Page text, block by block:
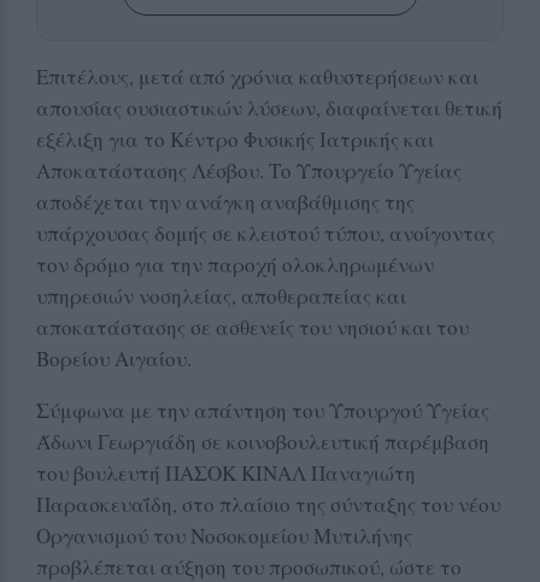
Επιτέλους, μετά από χρόνια καθυστερήσεων και
απουσίας ουσιαστικών λύσεων, διαφαίνεται θετική
εξέλιξη για το Κέντρο Φυσικής Ιατρικής και
Αποκατάστασης Λέσβου. Το Υπουργείο Υγείας
αποδέχεται την ανάγκη αναβάθμισης της
υπάρχουσας δομής σε κλειστού τύπου, ανοίγοντας
τον δρόμο για την παροχή ολοκληρωμένων
υπηρεσιών νοσηλείας, αποθεραπείας και
αποκατάστασης σε ασθενείς του νησιού και του
Βορείου Αιγαίου.
Σύμφωνα με την απάντηση του Υπουργού Υγείας
Άδωνι Γεωργιάδη σε κοινοβουλευτική παρέμβαση
του βουλευτή ΠΑΣΟΚ ΚΙΝΑΛ Παναγιώτη
Παρασκευαΐδη, στο πλαίσιο της σύνταξης του νέου
Οργανισμού του Νοσοκομείου Μυτιλήνης
προβλέπεται αύξηση του προσωπικού, ώστε το